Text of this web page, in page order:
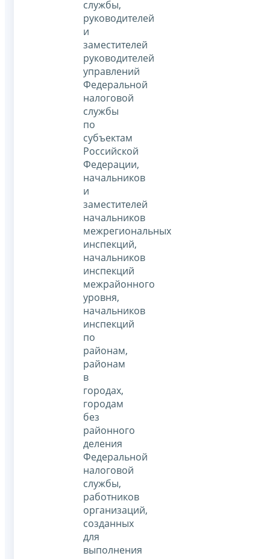
службы,
руководителей
и
заместителей
руководителей
управлений
Федеральной
налоговой
службы
по
субъектам
Российской
Федерации,
начальников
и
заместителей
начальников
межрегиональных
инспекций,
начальников
инспекций
межрайонного
уровня,
начальников
инспекций
по
районам,
районам
в
городах,
городам
без
районного
деления
Федеральной
налоговой
службы,
работников
организаций,
созданных
для
выполнения